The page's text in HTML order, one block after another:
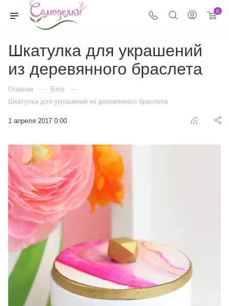
0
Шкатулка для украшений
из деревянного браслета
Главная — Блог —
Шкатулка для украшений из деревянного браслета
1 апреля 2017 0:00